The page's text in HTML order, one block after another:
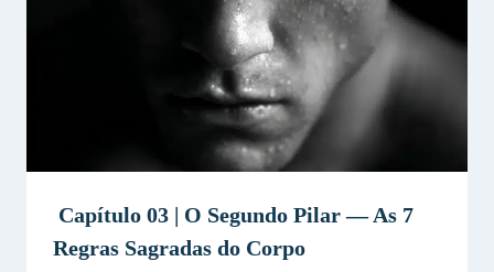
Capítulo 03 | O Segundo Pilar — As 7
Regras Sagradas do Corpo